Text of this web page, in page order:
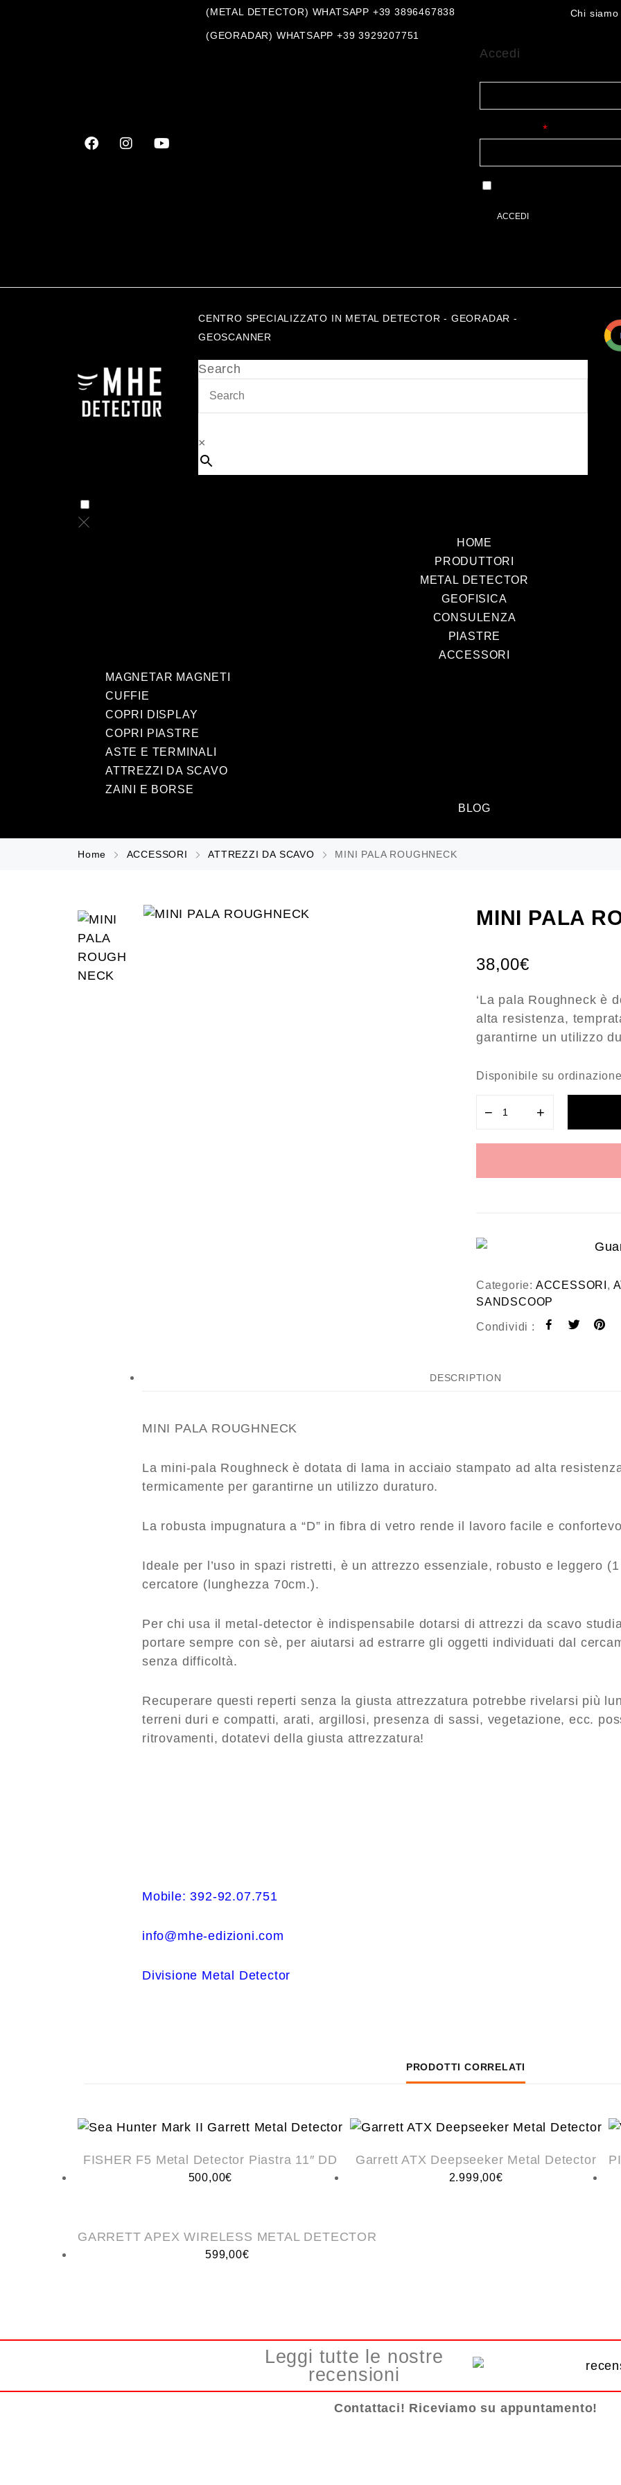
(METAL DETECTOR) WHATSAPP +39 3896467838
(GEORADAR) WHATSAPP +39 3929207751
Chi siamo
Accedi
Password*
ACCEDI
CENTRO SPECIALIZZATO IN METAL DETECTOR - GEORADAR -
GEOSCANNER
Search
×
HOME
PRODUTTORI
METAL DETECTOR
GEOFISICA
CONSULENZA
PIASTRE
ACCESSORI
MAGNETAR MAGNETI
CUFFIE
COPRI DISPLAY
COPRI PIASTRE
ASTE E TERMINALI
ATTREZZI DA SCAVO
ZAINI E BORSE
BLOG
Home ACCESSORI ATTREZZI DA SCAVO MINI PALA ROUGHNECK
MINI PALA
38,00€
‘La pala Roughneck è
alta resistenza,
garantirne un utilizzo
Disponibile su ordinazione
− +
Categorie: ACCESSORI ,
SANDSCOOP
Condividi :
DESCRIPTION
MINI PALA ROUGHNECK
La mini-pala Roughneck è dotata di lama in acciaio stampato ad alta
termicamente per garantirne un utilizzo duraturo.
La robusta impugnatura a “D” in fibra di vetro rende il lavoro facile e
Ideale per l’uso in spazi ristretti, è un attrezzo essenziale, robusto e leggero
cercatore (lunghezza 70cm.).
Per chi usa il metal-detector è indispensabile dotarsi di attrezzi da scavo
portare sempre con sè, per aiutarsi ad estrarre gli oggetti individuati dal
senza difficoltà.
Recuperare questi reperti senza la giusta attrezzatura potrebbe rivelarsi più
terreni duri e compatti, arati, argillosi, presenza di sassi, vegetazione, ecc.
ritrovamenti, dotatevi della giusta attrezzatura!
Mobile: 392-92.07.751
info@mhe-edizioni.com
Divisione Metal Detector
PRODOTTI CORRELATI
FISHER F5 Metal Detector Piastra 11″ DD
500,00€
Garrett ATX Deepseeker Metal Detector
2.999,00€
GARRETT APEX WIRELESS METAL DETECTOR
599,00€
Leggi tutte le nostre
recensioni
Contattaci! Riceviamo su appuntamento!